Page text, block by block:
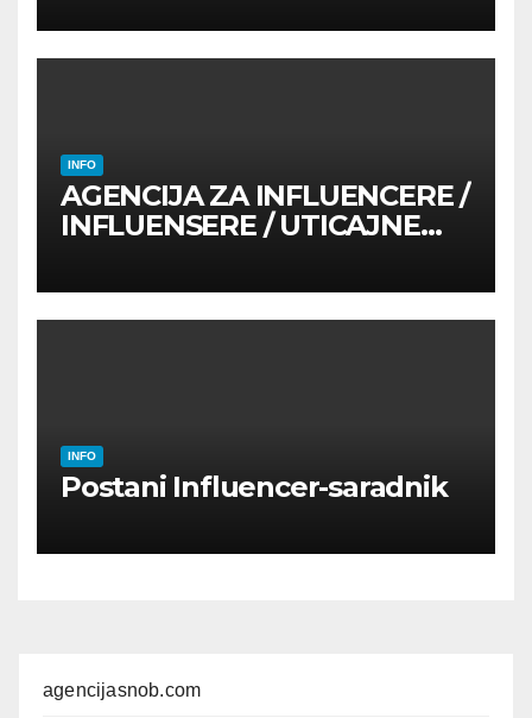
INFO
AGENCIJA ZA INFLUENCERE /
INFLUENSERE / UTICAJNE
INFO
Postani Influencer-saradnik
agencijasnob.com